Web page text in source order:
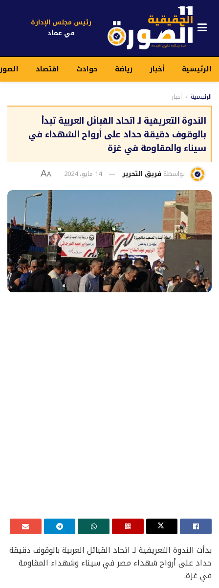
رئيس مجلس الإدارة
مي عماد
الرئيسية أخبار رياضة حوادث اقتصاد
الرئيسية أخبار
الندوة التعريفية لـ اتحاد القبائل العربية تبدأ
بالوقوف دقيقة حداد على أرواح الشهداء في
سيناء والمقاومة في غزة
بواسطة فريق التحرير 14 مايو، 2024 A
A
بدأت الندوة التعريفية لـ اتحاد القبائل العربية بالوقوف دقيقة
حداد على أرواح شهداء مصر في سيناء وشهداء المقاومة
في غزة.